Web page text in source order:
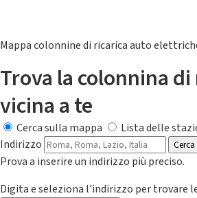
Mappa colonnine di ricarica auto
Trova la colonnina
vicina a te
Cerca sulla mappa
Lista delle
Indirizzo
Cerca
Prova a inserire un indirizzo più preciso.
Digita e seleziona l'indirizzo per trovare